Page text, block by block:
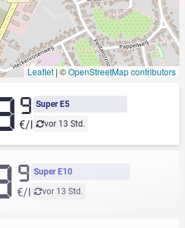
Leaflet | ©OpenStreetMap contributors
Super E5
vor 13 Std.
9
€/l
Super E10
vor 13 Std.
9
€/l